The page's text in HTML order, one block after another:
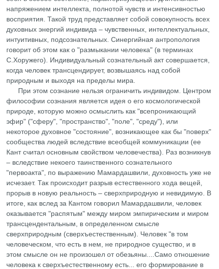
напряжением интеллекта, полнотой чувств и интенсивностью
восприятия. Такой труд представляет собой совокупность всех
духовных энергий индивида – чувственных, интеллектуальных,
интуитивных, подсознательных. Синергийная антропология
говорит об этом как о "размыкании человека" (в терминах
С.Хоружего). Индивидуальный сознательный акт совершается,
когда человек трансцендирует, возвышаясь над собой
природным и выходя на пределы мира.
При этом сознание нельзя ограничить индивидом. Центром
философии сознания является идея о его космологической
природе, которую можно осмыслить как "всепроникающий
эфир" ("сферу", "пространство", "поле", "среду"), или
некоторое духовное "состояние", возникающее как бы "поверх"
сообщества людей вследствие всеобщей коммуникации (ее
Кант считал основным свойством человечества). Раз возникнув
– вследствие некоего таинственного сознательного
"первоакта", по выражению Мамардашвили, духовность уже не
исчезает. Так происходит разрыв естественного хода вещей,
прорыв в новую реальность – сверхприродную и невидимую. В
итоге, как вслед за Кантом говорил Мамардашвили, человек
оказывается "распятым" между миром эмпирическим и миром
трансцендентальным, в определенном смысле
сверхприродным (сверхъестественным). Человек "в том
человеческом, что есть в нем, не природное существо, и в
этом смысле он не произошел от обезьяны....Само отношение
человека к сверхъестественному есть... его формирование в